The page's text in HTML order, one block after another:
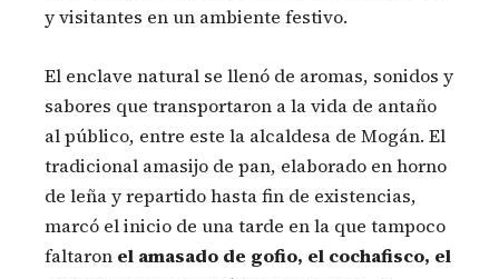
y visitantes en un ambiente festivo.
El enclave natural se llenó de aromas, sonidos y
sabores que transportaron a la vida de antaño
al público, entre este la alcaldesa de Mogán. El
tradicional amasijo de pan, elaborado en horno
de leña y repartido hasta fin de existencias,
marcó el inicio de una tarde en la que tampoco
faltaron el amasado de gofio, el cochafisco, el